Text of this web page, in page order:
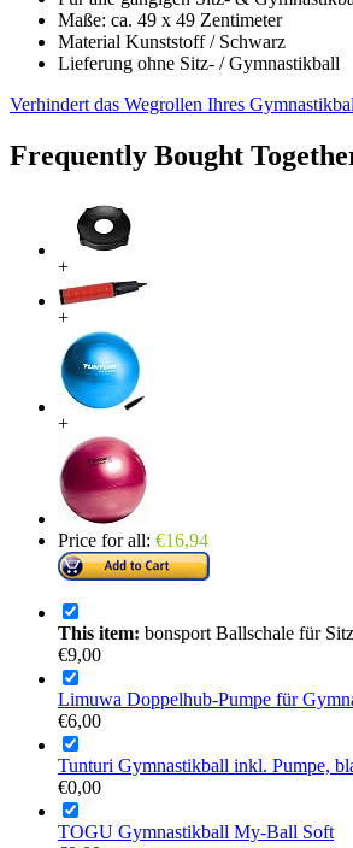
Maße: ca. 49 x 49 Zentimeter
Material Kunststoff / Schwarz
Lieferung ohne Sitz- / Gymnastikball
Verhindert das Wegrollen Ihres
Frequently Bought
+
+
+
Price for all: €16,94
This item: bonsport Ballschale für
€9,00
Limuwa Doppelhub-Pumpe für
€6,00
Tunturi Gymnastikball inkl. Pumpe,
€0,00
TOGU Gymnastikball My-Ball Soft